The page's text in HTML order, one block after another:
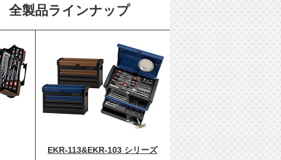
全製品ラインナップ
EKR-113&EKR-103 シリーズ